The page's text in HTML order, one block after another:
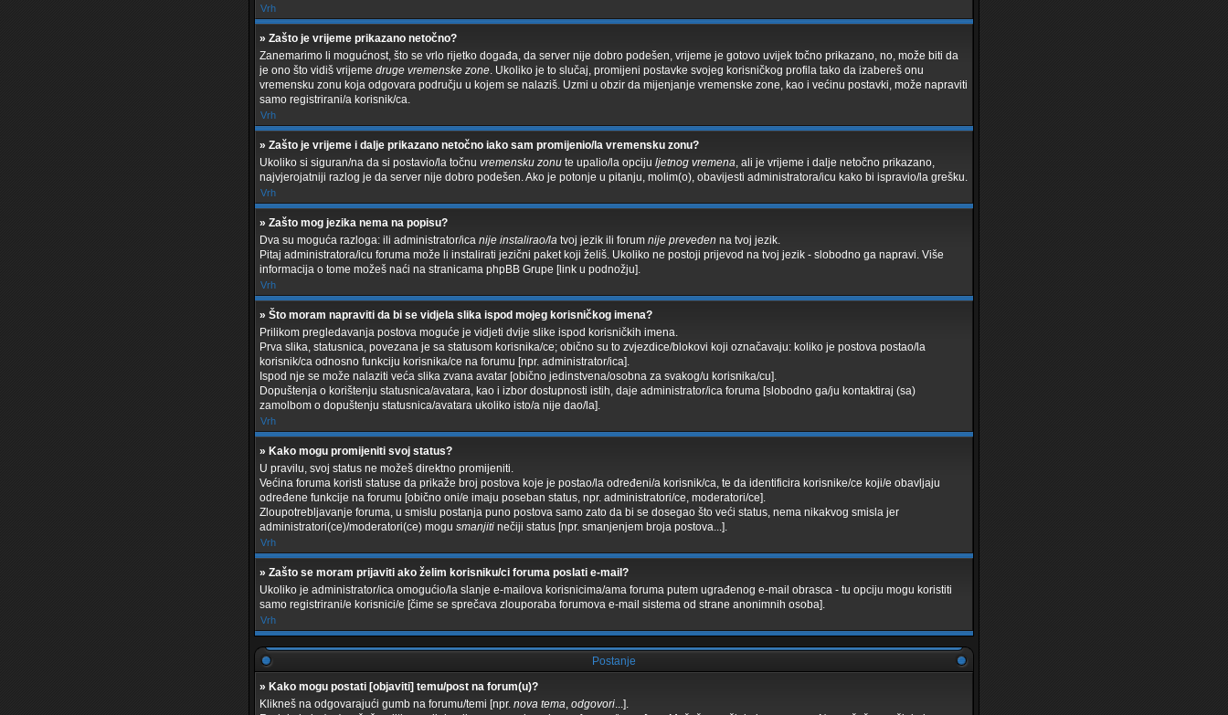
Vrh
» Zašto je vrijeme prikazano netočno?
Zanemarimo li mogućnost, što se vrlo rijetko događa, da server nije dobro podešen, vrijeme je gotovo uvijek točno prikazano, no, može biti da
je ono što vidiš vrijeme druge vremenske zone. Ukoliko je to slučaj, promijeni postavke svojeg korisničkog profila tako da izabereš onu
vremensku zonu koja odgovara području u kojem se nalaziš. Uzmi u obzir da mijenjanje vremenske zone, kao i većinu postavki, može napraviti
samo registrirani/a korisnik/ca.
Vrh
» Zašto je vrijeme i dalje prikazano netočno iako sam promijenio/la vremensku zonu?
Ukoliko si siguran/na da si postavio/la točnu vremensku zonu te upalio/la opciju ljetnog vremena, ali je vrijeme i dalje netočno prikazano,
najvjerojatniji razlog je da server nije dobro podešen. Ako je potonje u pitanju, molim(o), obavijesti administratora/icu kako bi ispravio/la grešku.
Vrh
» Zašto mog jezika nema na popisu?
Dva su moguća razloga: ili administrator/ica nije instalirao/la tvoj jezik ili forum nije preveden na tvoj jezik.
Pitaj administratora/icu foruma može li instalirati jezični paket koji želiš. Ukoliko ne postoji prijevod na tvoj jezik - slobodno ga napravi. Više
informacija o tome možeš naći na stranicama phpBB Grupe [link u podnožju].
Vrh
» Što moram napraviti da bi se vidjela slika ispod mojeg korisničkog imena?
Prilikom pregledavanja postova moguće je vidjeti dvije slike ispod korisničkih imena.
Prva slika, statusnica, povezana je sa statusom korisnika/ce; obično su to zvjezdice/blokovi koji označavaju: koliko je postova postao/la
korisnik/ca odnosno funkciju korisnika/ce na forumu [npr. administrator/ica].
Ispod nje se može nalaziti veća slika zvana avatar [obično jedinstvena/osobna za svakog/u korisnika/cu].
Dopuštenja o korištenju statusnica/avatara, kao i izbor dostupnosti istih, daje administrator/ica foruma [slobodno ga/ju kontaktiraj (sa)
zamolbom o dopuštenju statusnica/avatara ukoliko isto/a nije dao/la].
Vrh
» Kako mogu promijeniti svoj status?
U pravilu, svoj status ne možeš direktno promijeniti.
Većina foruma koristi statuse da prikaže broj postova koje je postao/la određeni/a korisnik/ca, te da identificira korisnike/ce koji/e obavljaju
određene funkcije na forumu [obično oni/e imaju poseban status, npr. administratori/ce, moderatori/ce].
Zloupotrebljavanje foruma, u smislu postanja puno postova samo zato da bi se dosegao što veći status, nema nikakvog smisla jer
administratori(ce)/moderatori(ce) mogu smanjiti nečiji status [npr. smanjenjem broja postova...].
Vrh
» Zašto se moram prijaviti ako želim korisniku/ci foruma poslati e-mail?
Ukoliko je administrator/ica omogućio/la slanje e-mailova korisnicima/ama foruma putem ugrađenog e-mail obrasca - tu opciju mogu koristiti
samo registrirani/e korisnici/e [čime se sprečava zlouporaba forumova e-mail sistema od strane anonimnih osoba].
Vrh
Postanje
» Kako mogu postati [objaviti] temu/post na forum(u)?
Klikneš na odgovarajući gumb na forumu/temi [npr. nova tema, odgovori...].